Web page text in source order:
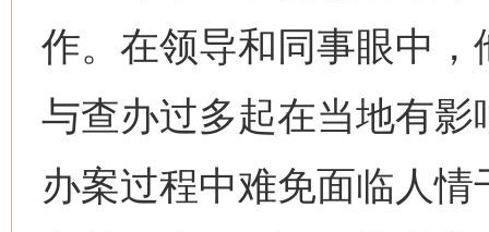
作。在领导和同事眼中
与查办过多起在当地有
办案过程中难免面临人